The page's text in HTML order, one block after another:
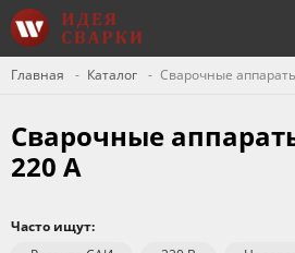
Главная Каталог Сварочные
Сварочные
220 А
Часто ищут: